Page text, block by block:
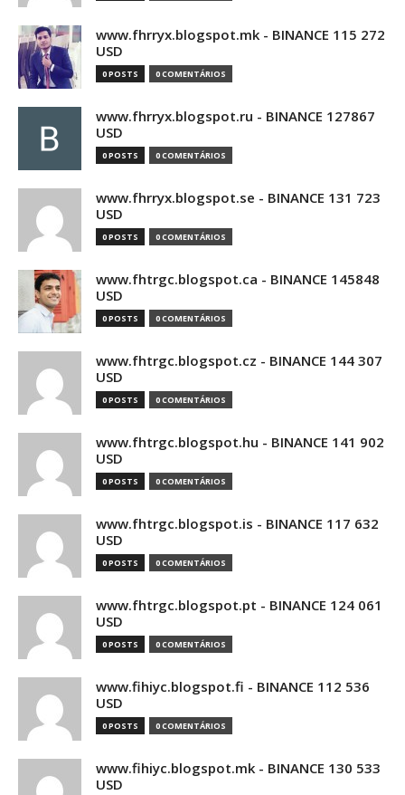
www.fhrryx.blogspot.mk - BINANCE 115 272
USD
0 POSTS 0 COMENTÁRIOS
www.fhrryx.blogspot.ru - BINANCE 127867
USD
0 POSTS 0 COMENTÁRIOS
www.fhrryx.blogspot.se - BINANCE 131 723
USD
0 POSTS 0 COMENTÁRIOS
www.fhtrgc.blogspot.ca - BINANCE 145848
USD
0 POSTS 0 COMENTÁRIOS
www.fhtrgc.blogspot.cz - BINANCE 144 307
USD
0 POSTS 0 COMENTÁRIOS
www.fhtrgc.blogspot.hu - BINANCE 141 902
USD
0 POSTS 0 COMENTÁRIOS
www.fhtrgc.blogspot.is - BINANCE 117 632
USD
0 POSTS 0 COMENTÁRIOS
www.fhtrgc.blogspot.pt - BINANCE 124 061
USD
0 POSTS 0 COMENTÁRIOS
www.fihiyc.blogspot.fi - BINANCE 112 536
USD
0 POSTS 0 COMENTÁRIOS
www.fihiyc.blogspot.mk - BINANCE 130 533
USD